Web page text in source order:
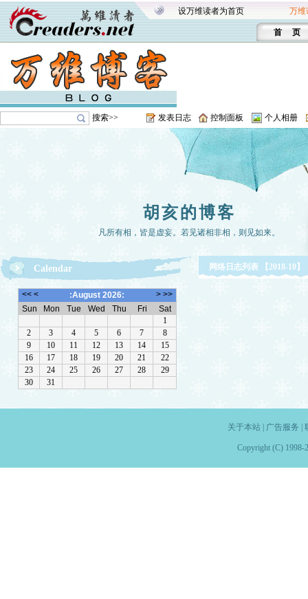
设万维读者为首页 万维
首 页
搜索>> 发表日志 控制面板 个人相册
胡亥的博客
凡所有相，皆是虚妄。若见诸相非相，则见如来。
Calendar 网络日志列表 【2018-10】
关于本站| 广告服务
Copyright (C) 1998-